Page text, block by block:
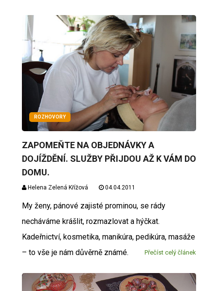
ROZHOVORY
ZAPOMEŇTE NA OBJEDNÁVKY A
DOJÍŽDĚNÍ. SLUŽBY PŘIJDOU AŽ K VÁM DO
DOMU.
Helena Zelená Křížová 04.04.2011
My ženy, pánové zajisté prominou, se rády
necháváme krášlit, rozmazlovat a hýčkat.
Kadeřnictví, kosmetika, manikúra, pedikúra, masáže
– to vše je nám důvěrně známé.
Přečíst celý článek